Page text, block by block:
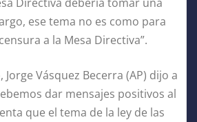
ese tema no es como para
a la Mesa Directiva”.
Vásquez Becerra (AP) dijo a
dar mensajes positivos al
que el tema de la ley de las